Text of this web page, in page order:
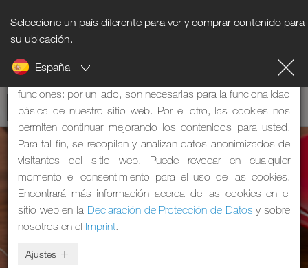
Seleccione un país diferente para ver y comprar contenido para
su ubicación.
España
Nota sobre cookies
Nuestra página web utiliza cookies, que tienen dos
funciones: por un lado, son necesarias para la funcionalidad
básica de nuestro sitio web. Por el otro, las cookies nos
permiten continuar mejorando los contenidos para usted.
Para tal fin, se recopilan y analizan datos anonimizados de
visitantes del sitio web. Puede revocar en cualquier
momento el consentimiento para el uso de las cookies.
Encontrará más información acerca de las cookies en el
sitio web en la Declaración de Protección de Datos y sobre
nosotros en el Imprint.
Ajustes